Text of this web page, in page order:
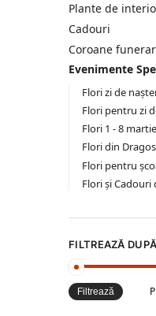
Plante de
Cadouri
Coroane
Evenimente
Flori zi de
Flori pentru zi
Flori 1 - 8 martie
Flori din
Flori pentru
Flori și Cadouri
FILTREAZĂ
Filtrează